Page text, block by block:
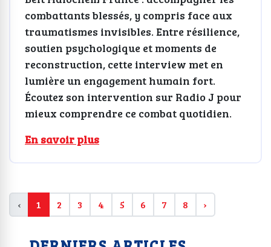
combattants blessés, y compris face aux
traumatismes invisibles. Entre résilience,
soutien psychologique et moments de
reconstruction, cette interview met en
lumière un engagement humain fort.
Écoutez son intervention sur Radio J pour
mieux comprendre ce combat quotidien.
En savoir plus
‹ 1 2 3 4 5 6 7 8 ›